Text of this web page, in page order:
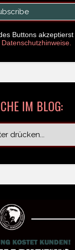
Buttons akzeptierst
Datenschutzhinweise.
IM BLOG: